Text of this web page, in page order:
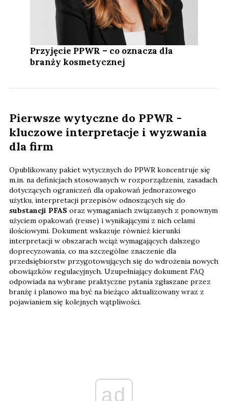
Przyjęcie PPWR – co oznacza dla
branży kosmetycznej
Pierwsze wytyczne do PPWR -
kluczowe interpretacje i wyzwania
dla firm
Opublikowany pakiet wytycznych do PPWR koncentruje się
m.in. na definicjach stosowanych w rozporządzeniu, zasadach
dotyczących ograniczeń dla opakowań jednorazowego
użytku, interpretacji przepisów odnoszących się do
substancji PFAS oraz wymaganiach związanych z ponownym
użyciem opakowań (reuse) i wynikającymi z nich celami
ilościowymi. Dokument wskazuje również kierunki
interpretacji w obszarach wciąż wymagających dalszego
doprecyzowania, co ma szczególne znaczenie dla
przedsiębiorstw przygotowujących się do wdrożenia nowych
obowiązków regulacyjnych. Uzupełniający dokument FAQ
odpowiada na wybrane praktyczne pytania zgłaszane przez
branżę i planowo ma być na bieżąco aktualizowany wraz z
pojawianiem się kolejnych wątpliwości.
ad